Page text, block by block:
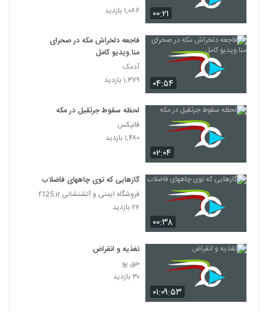
۰۰:۲۱
۱,۰۸۶ بازدید
۰۴:۵۴
فاجعه دلخراش مکه در صحرای
منا.ویدیو کامل
آدمک
۱,۳۷۹ بازدید
۰۲:۰۴
لحظه سقوط جرثقیل در مکه
فانیکس
۱,۴۸۰ بازدید
۰۰:۳۸
گازهایی که توی چاههای فاضلاب
فروشگاه ایمنی و آتشنشانی f125.ir
۲۷ بازدید
۰۱:۰۹:۵۳
تغذیه و انقراض
حق پو
۳۰ بازدید